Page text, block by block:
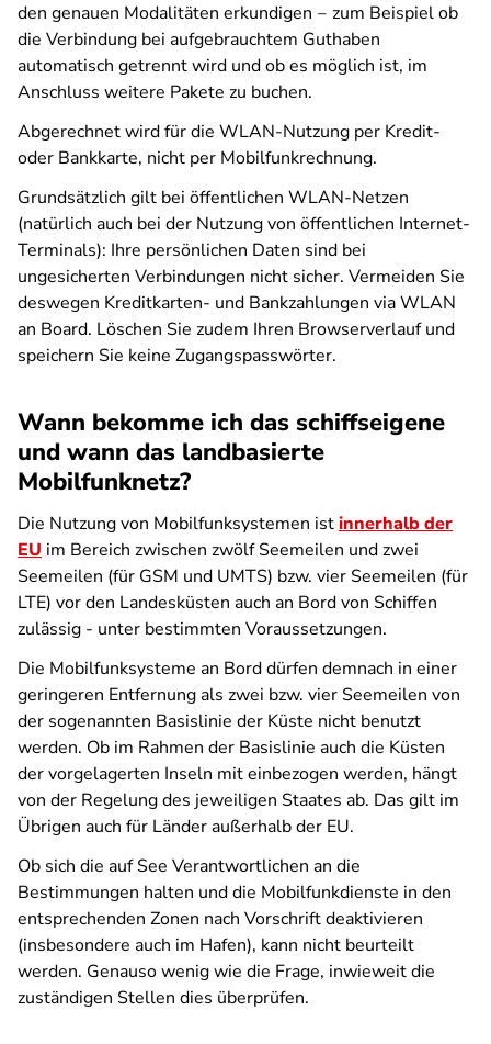
den genauen Modalitäten erkundigen ‒ zum Beispiel ob
die Verbindung bei aufgebrauchtem Guthaben
automatisch getrennt wird und ob es möglich ist, im
Anschluss weitere Pakete zu buchen.
Abgerechnet wird für die WLAN-Nutzung per Kredit-
oder Bankkarte, nicht per Mobilfunkrechnung.
Grundsätzlich gilt bei öffentlichen WLAN-Netzen
(natürlich auch bei der Nutzung von öffentlichen Internet-
Terminals): Ihre persönlichen Daten sind bei
ungesicherten Verbindungen nicht sicher. Vermeiden Sie
deswegen Kreditkarten- und Bankzahlungen via WLAN
an Board. Löschen Sie zudem Ihren Browserverlauf und
speichern Sie keine Zugangspasswörter.
Wann bekomme ich das schiffseigene
und wann das landbasierte
Mobilfunknetz?
Die Nutzung von Mobilfunksystemen istinnerhalb der
EU im Bereich zwischen zwölf Seemeilen und zwei
Seemeilen (für GSM und UMTS) bzw. vier Seemeilen (für
LTE) vor den Landesküsten auch an Bord von Schiffen
zulässig - unter bestimmten Voraussetzungen.
Die Mobilfunksysteme an Bord dürfen demnach in einer
geringeren Entfernung als zwei bzw. vier Seemeilen von
der sogenannten Basislinie der Küste nicht benutzt
werden. Ob im Rahmen der Basislinie auch die Küsten
der vorgelagerten Inseln mit einbezogen werden, hängt
von der Regelung des jeweiligen Staates ab. Das gilt im
Übrigen auch für Länder außerhalb der EU.
Ob sich die auf See Verantwortlichen an die
Bestimmungen halten und die Mobilfunkdienste in den
entsprechenden Zonen nach Vorschrift deaktivieren
(insbesondere auch im Hafen), kann nicht beurteilt
werden. Genauso wenig wie die Frage, inwieweit die
zuständigen Stellen dies überprüfen.